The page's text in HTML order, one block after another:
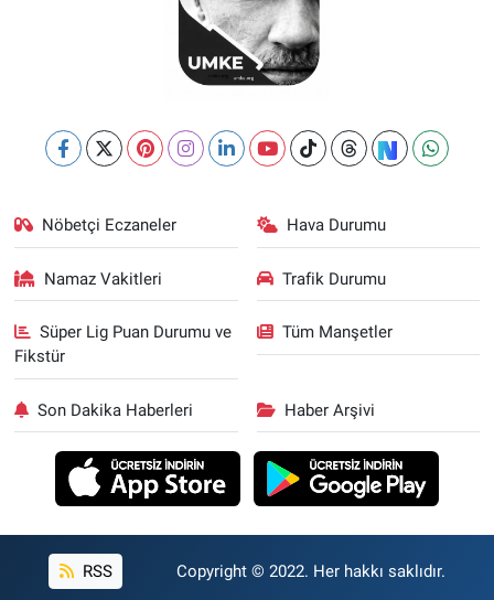
Nöbetçi Eczaneler Hava Durumu
Namaz Vakitleri Trafik Durumu
Süper Lig Puan Durumu ve
Fikstür
Tüm Manşetler
Son Dakika Haberleri Haber Arşivi
RSS Copyright © 2022. Her hakkı saklıdır.